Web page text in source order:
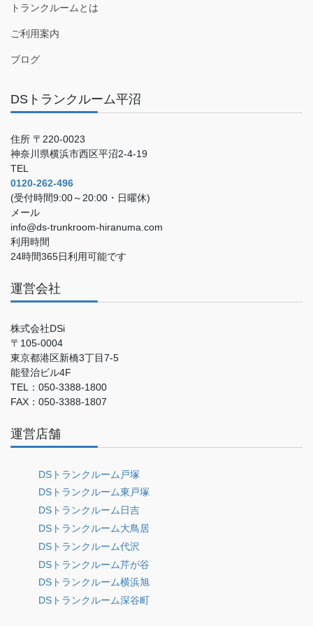
トランクルームとは
ご利用案内
ブログ
DSトランクルーム平沼
住所 〒220-0023
神奈川県横浜市西区平沼2-4-19
TEL
0120-262-496
(受付時間9:00～20:00・日曜休)
メール
info@ds-trunkroom-hiranuma.com
利用時間
24時間365日利用可能です
運営会社
株式会社DSi
〒105-0004
東京都港区新橋3丁目7-5
能登治ビル4F
TEL：050-3388-1800
FAX：050-3388-1807
運営店舗
DSトランクルーム戸塚
DSトランクルーム東戸塚
DSトランクルーム日吉
DSトランクルーム大鳥居
DSトランクルーム代沢
DSトランクルーム芹が谷
DSトランクルーム横浜旭
DSトランクルーム深谷町